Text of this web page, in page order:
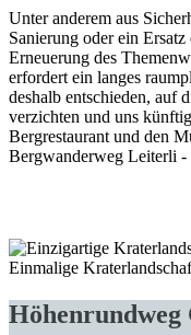
Unter anderem aus
Sanierung oder ein
Erneuerung des
erfordert ein langes
deshalb entschieden, auf
verzichten und uns
Bergrestaurant und den
Bergwanderweg Leiterli -
Einmalige
Höhenrundweg